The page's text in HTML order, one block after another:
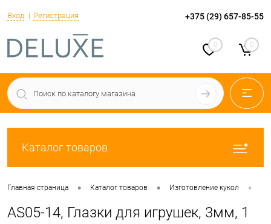
Вход Регистрация +375 (29) 657-85-55
0 0
Каталог товаров
Главная страница • Каталог товаров • Изготовление кукол •
AS05-14, Глазки для игрушек, 3мм, 1